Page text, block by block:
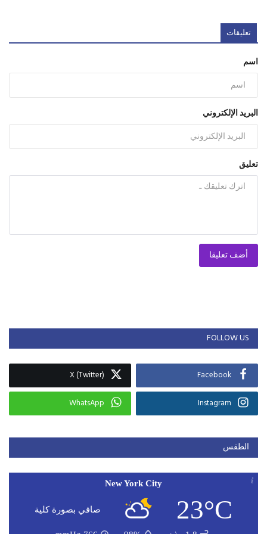
تعليقات
اسم
البريد الإلكتروني
تعليق
أضف تعليقا
FOLLOW US
Facebook
X (Twitter)
Instagram
WhatsApp
الطقس
New York City
23°C صافي بصورة كلية